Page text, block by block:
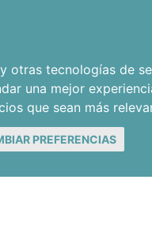
otras tecnologías de
una mejor
que sean más
PREFERENCIAS